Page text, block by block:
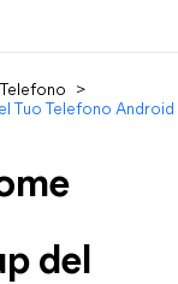
>
Tuo Telefono
del